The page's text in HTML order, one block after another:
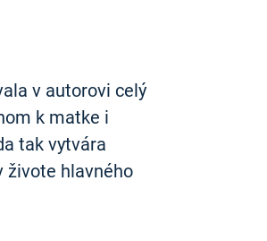
v autorovi celý
k matke i
tak vytvára
živote hlavného